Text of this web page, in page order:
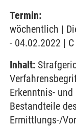
Termin:
wöchentlich |
- 04.02.2022 |
Inhalt:
Erkenntnis-
Bestandteile
Ermittlungs-/